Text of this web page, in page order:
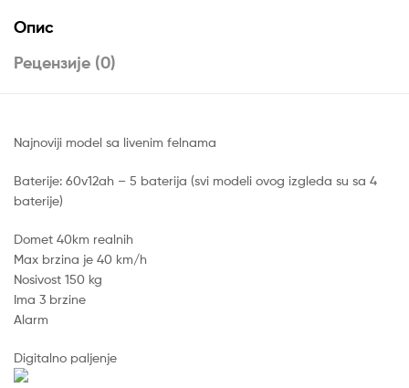
Опис
Рецензије (0)
Najnoviji model sa livenim felnama
Baterije: 60v12ah – 5 baterija (svi modeli ovog izgleda su sa 4
baterije)
Domet 40km realnih
Max brzina je 40 km/h
Nosivost 150 kg
Ima 3 brzine
Alarm
Digitalno paljenje